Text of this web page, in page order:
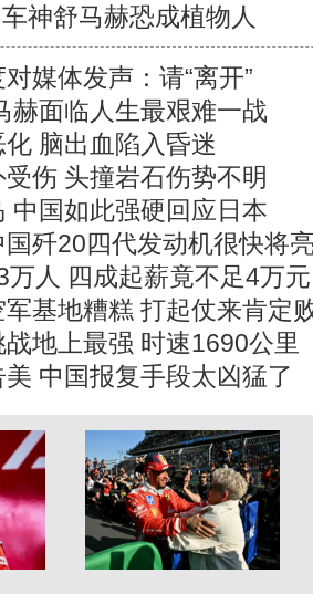
神舒马赫恐成植物人
媒体发声：请“离开”
赫面临人生最艰难一战
脑出血陷入昏迷
伤 头撞岩石伤势不明
中国如此强硬回应日本
歼20四代发动机很快将
万人 四成起薪竟不足4万元
基地糟糕 打起仗来肯定
地上最强 时速1690公里
中国报复手段太凶猛了